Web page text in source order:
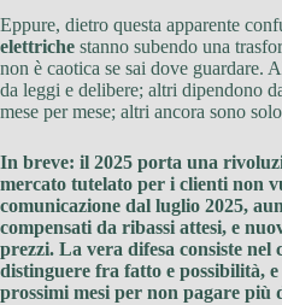
Eppure, dietro questa apparente
elettriche stanno subendo una
non è caotica se sai dove guardare.
da leggi e delibere; altri dipendono
mese per mese; altri ancora sono
In breve: il 2025 porta una
mercato tutelato per i clienti non
comunicazione dal luglio 2025,
compensati da ribassi attesi, e
prezzi. La vera difesa consiste nel
distinguere fra fatto e possibilità,
prossimi mesi per non pagare più